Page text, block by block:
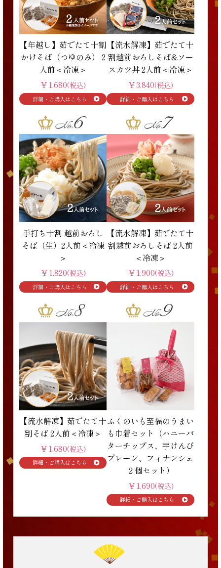
【年越し】茹でたて十割
かけそば（つゆのみ） 2
人前＜冷凍＞
￥1,680(税込)
【流水解凍】茹でたて十
割越前おろしそば&ソー
スカツ丼 2人前＜冷凍＞
￥3,840(税込)
手打ち十割 越前おろし
そば（生）2人前＜冷凍
＞
￥1,820(税込)
【流水解凍】茹でたて十
割越前おろしそば 2人前
＜冷凍＞
￥1,900(税込)
【流水解凍】茹でたて十
割そば 2人前＜冷凍＞
￥1,680(税込)
ふくのいも至福のうまい
も巾着セット（ハニーバ
ターチップス、芋けんぴ
プレーン、フィナンシェ
２個セット）
￥1,690(税込)